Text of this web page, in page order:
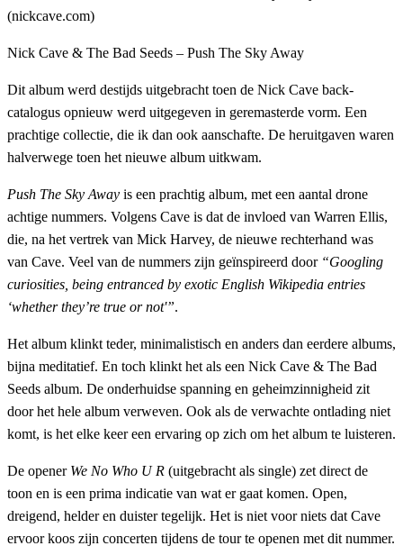
Nick Cave & The Bad Seeds – Push The Sky Away
Dit album werd destijds uitgebracht toen de Nick Cave back-
catalogus opnieuw werd uitgegeven in geremasterde vorm. Een
prachtige collectie, die ik dan ook aanschafte. De heruitgaven waren
halverwege toen het nieuwe album uitkwam.
Push The Sky Away is een prachtig album, met een aantal drone
achtige nummers. Volgens Cave is dat de invloed van Warren Ellis,
die, na het vertrek van Mick Harvey, de nieuwe rechterhand was
van Cave. Veel van de nummers zijn geïnspireerd door “Googling
curiosities, being entranced by exotic English Wikipedia entries
‘whether they’re true or not'”.
Het album klinkt teder, minimalistisch en anders dan eerdere albums,
bijna meditatief. En toch klinkt het als een Nick Cave & The Bad
Seeds album. De onderhuidse spanning en geheimzinnigheid zit
door het hele album verweven. Ook als de verwachte ontlading niet
komt, is het elke keer een ervaring op zich om het album te luisteren.
De opener We No Who U R (uitgebracht als single) zet direct de
toon en is een prima indicatie van wat er gaat komen. Open,
dreigend, helder en duister tegelijk. Het is niet voor niets dat Cave
ervoor koos zijn concerten tijdens de tour te openen met dit nummer.